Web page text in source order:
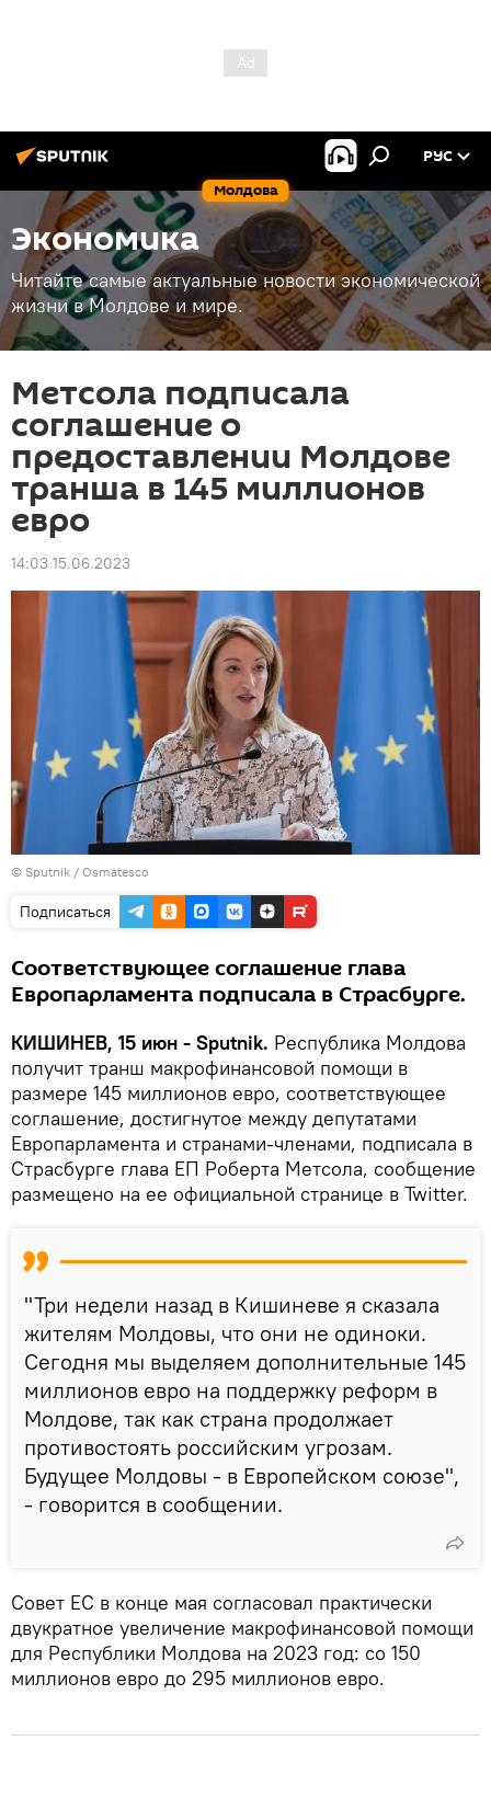
Молдова
РУС
Экономика
Читайте самые актуальные новости экономической
жизни в Молдове и мире.
Метсола подписала
соглашение о
предоставлении Молдове
транша в 145 миллионов
евро
14:03 15.06.2023
© Sputnik / Osmatesco
Подписаться
Соответствующее соглашение глава
Европарламента подписала в Страсбурге.
КИШИНЕВ, 15 июн - Sputnik. Республика Молдова
получит транш макрофинансовой помощи в
размере 145 миллионов евро, соответствующее
соглашение, достигнутое между депутатами
Европарламента и странами-членами, подписала в
Страсбурге глава ЕП Роберта Метсола, сообщение
размещено на ее официальной странице в Twitter.
"Три недели назад в Кишиневе я сказала
жителям Молдовы, что они не одиноки.
Сегодня мы выделяем дополнительные 145
миллионов евро на поддержку реформ в
Молдове, так как страна продолжает
противостоять российским угрозам.
Будущее Молдовы - в Европейском союзе",
- говорится в сообщении.
Совет ЕС в конце мая согласовал практически
двукратное увеличение макрофинансовой помощи
для Республики Молдова на 2023 год: со 150
миллионов евро до 295 миллионов евро.